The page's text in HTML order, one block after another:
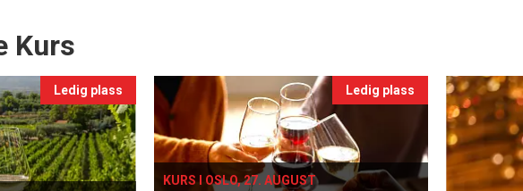
Kurs
Ledig plass Ledig plass
KURS I OSLO, 27. AUGUST